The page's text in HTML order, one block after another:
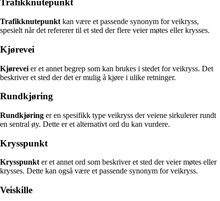
Trafikknutepunkt
Trafikknutepunkt kan være et passende synonym for veikryss,
spesielt når det refererer til et sted der flere veier møtes eller krysses.
Kjørevei
Kjørevei er et annet begrep som kan brukes i stedet for veikryss. Det
beskriver et sted der det er mulig å kjøre i ulike retninger.
Rundkjøring
Rundkjøring er en spesifikk type veikryss der veiene sirkulerer rundt
en sentral øy. Dette er et alternativt ord du kan vurdere.
Krysspunkt
Krysspunkter et annet ord som beskriver et sted der veier møtes eller
krysses. Dette kan også være et passende synonym for veikryss.
Veiskille